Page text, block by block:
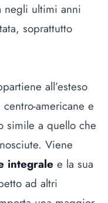
negli ultimi anni
soprattutto
all’esteso
americane e
simile a quello che
Viene
integrale e la sua
ad altri